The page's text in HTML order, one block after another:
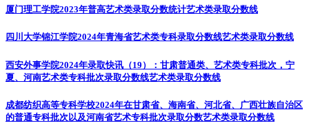
厦门理工学院2023年普高艺术类录取分数统计艺术类录取分数线
四川大学锦江学院2024年青海省艺术类专科录取分数线艺术类录取分数线
西安外事学院2024年录取快讯（19）：甘肃普通类、艺术类专科批次，宁
夏、河南艺术类专科批次录取分数线艺术类录取分数线
成都纺织高等专科学校2024年在甘肃省、海南省、河北省、广西壮族自治区
的普通专科批次以及河南省艺术专科批次录取分数艺术类录取分数线